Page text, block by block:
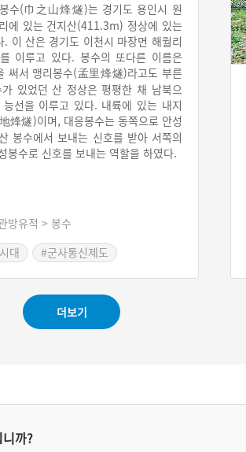
수(巾之山烽燧)는 경기도 용인시 원
에 있는 건지산(411.3m) 정상에 있는
. 이 산은 경기도 이천시 마장면 해월리
이루고 있다. 봉수의 또다른 이름은
써서 맹리봉수(孟里烽燧)라고도 부른
있었던 산 정상은 평평한 채 남북으
선을 이루고 있다. 내륙에 있는 내지
烽燧)이며, 대응봉수는 동쪽으로 안성
봉수에서 보내는 신호를 받아 서쪽의
봉수로 신호를 보내는 역할을 하였다.
방유적 > 봉수
대
#군사통신제도
더보기
까?